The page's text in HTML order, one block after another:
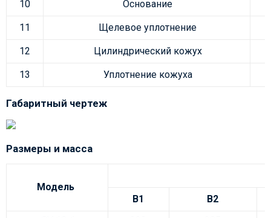
10 Основание
11 Щелевое уплотнение
12 Цилиндрический кожух
13 Уплотнение кожуха
Габаритный чертеж
Размеры и масса
Модель
B1
B2